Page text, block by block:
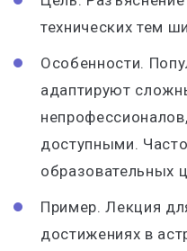
технических тем
Особенности.
адаптируют
доступными.
образовательных
Пример. Лекция
достижениях в